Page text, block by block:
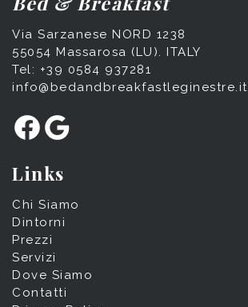
Via Sarzanese NORD 1238
55054 Massarosa (LU). ITALY
Tel: +39 0584 937281
info@bedandbreakfastleginestre.it
Facebook Google
Links
Chi Siamo
Dintorni
Prezzi
Servizi
Dove Siamo
Contatti